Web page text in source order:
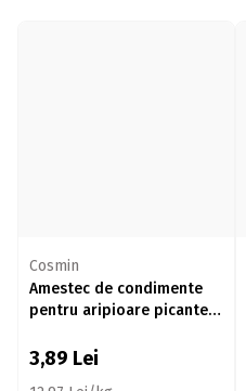
Cosmin
Amestec de condimente
pentru aripioare picante
3,89 Lei